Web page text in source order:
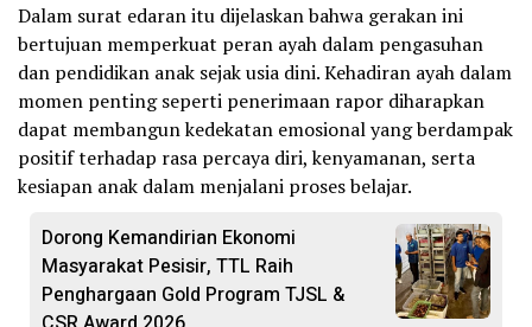
Dalam surat edaran itu dijelaskan bahwa gerakan ini
bertujuan memperkuat peran ayah dalam pengasuhan
dan pendidikan anak sejak usia dini. Kehadiran ayah dalam
momen penting seperti penerimaan rapor diharapkan
dapat membangun kedekatan emosional yang berdampak
positif terhadap rasa percaya diri, kenyamanan, serta
kesiapan anak dalam menjalani proses belajar.
Dorong Kemandirian Ekonomi
Masyarakat Pesisir, TTL Raih
Penghargaan Gold Program TJSL &